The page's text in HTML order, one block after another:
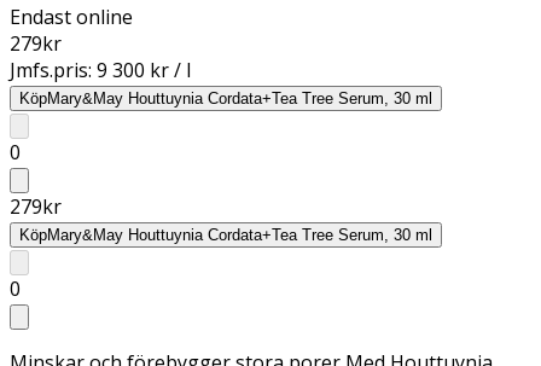
Endast online
279kr
Jmfs.pris: 9 300 kr / l
KöpMary&May Houttuynia Cordata+Tea Tree Serum, 30 ml
0
279kr
KöpMary&May Houttuynia Cordata+Tea Tree Serum, 30 ml
0